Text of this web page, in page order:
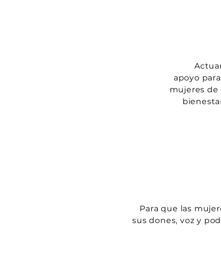
apoyo
mujeres de
Para que las
sus dones, voz y